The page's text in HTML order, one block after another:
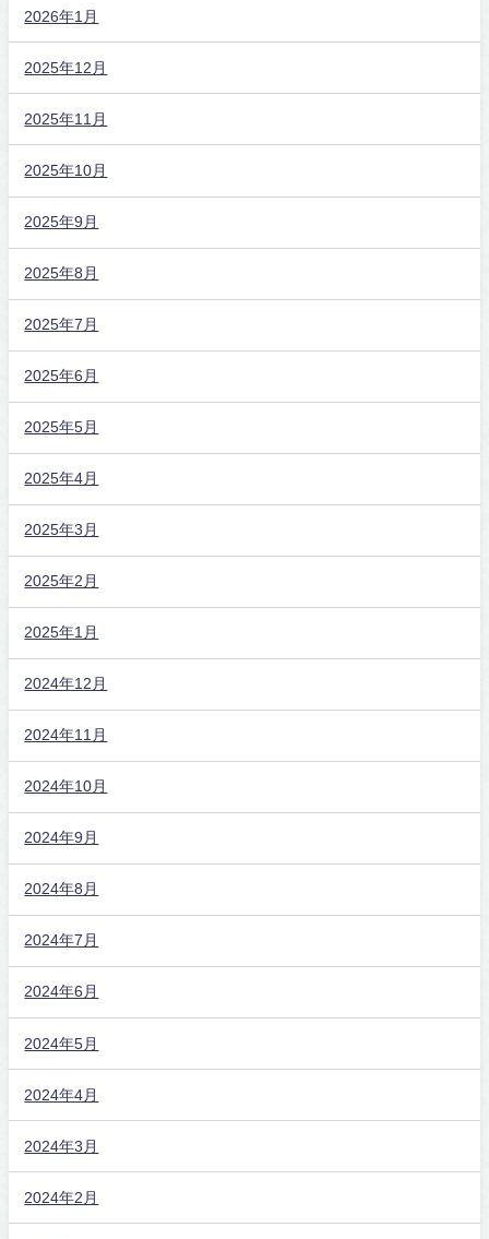
2026年1月
2025年12月
2025年11月
2025年10月
2025年9月
2025年8月
2025年7月
2025年6月
2025年5月
2025年4月
2025年3月
2025年2月
2025年1月
2024年12月
2024年11月
2024年10月
2024年9月
2024年8月
2024年7月
2024年6月
2024年5月
2024年4月
2024年3月
2024年2月